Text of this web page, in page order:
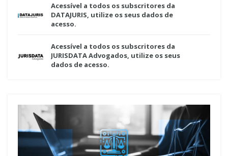
Acessível a todos os subscritores da
DATAJURIS, utilize os seus dados de
acesso.
Acessível a todos os subscritores da
JURISDATA Advogados, utilize os seus
dados de acesso.